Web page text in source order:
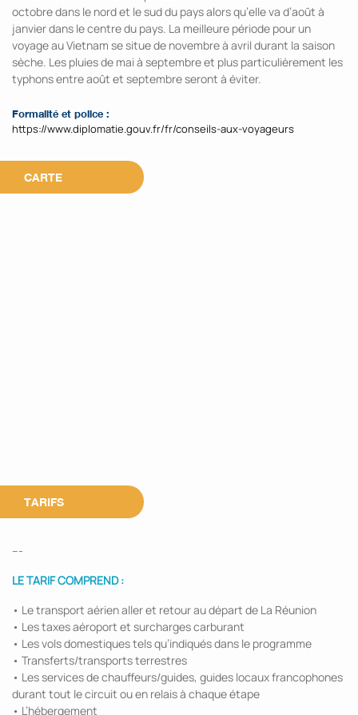
octobre dans le nord et le sud du pays alors qu’elle va d’août à
janvier dans le centre du pays. La meilleure période pour un
voyage au Vietnam se situe de novembre à avril durant la saison
sèche. Les pluies de mai à septembre et plus particulièrement les
typhons entre août et septembre seront à éviter.
Formalité et police :
https://www.diplomatie.gouv.fr/fr/conseils-aux-voyageurs
CARTE
TARIFS
---
LE TARIF COMPREND :
• Le transport aérien aller et retour au départ de La Réunion
• Les taxes aéroport et surcharges carburant
• Les vols domestiques tels qu’indiqués dans le programme
• Transferts/transports terrestres
• Les services de chauffeurs/guides, guides locaux francophones
durant tout le circuit ou en relais à chaque étape
• L’hébergement